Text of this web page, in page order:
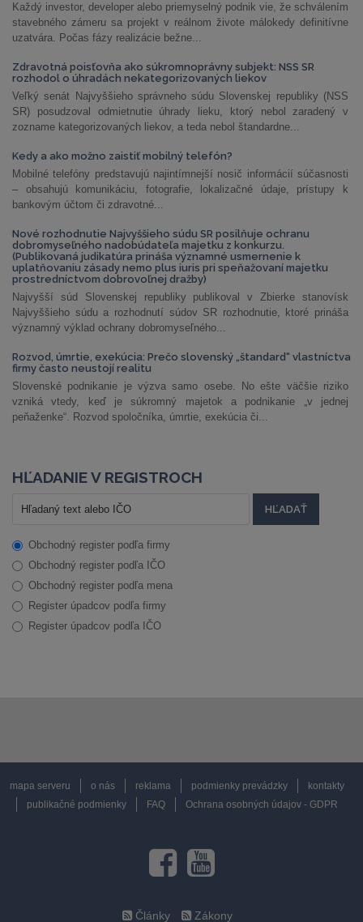
Každý investor, developer alebo priemyselný podnik vie, že schválením
stavebného zámeru sa projekt v reálnom živote málokedy definitívne
uzatvára. Počas fázy realizácie bežne...
Zdravotná poisťovňa ako súkromnoprávny subjekt: NSS SR
rozhodol o úhradách nekategorizovaných liekov
Veľký senát Najvyššieho správneho súdu Slovenskej republiky (NSS
SR) posudzoval odmietnutie úhrady lieku, ktorý nebol zaradený v
zozname kategorizovaných liekov, a teda nebol štandardne...
Kedy a ako možno zaistiť mobilný telefón?
Mobilné telefóny predstavujú najintímnejší nosič informácií súčasnosti
– obsahujú komunikáciu, fotografie, lokalizačné údaje, prístupy k
bankovým účtom či zdravotné...
Nové rozhodnutie Najvyššieho súdu SR posilňuje ochranu
dobromyseľného nadobúdateľa majetku z konkurzu.
(Publikovaná judikatúra prináša významné usmernenie k
uplatňovaniu zásady nemo plus iuris pri speňažovaní majetku
prostredníctvom dobrovoľnej dražby)
Najvyšší súd Slovenskej republiky publikoval v Zbierke stanovísk
Najvyššieho súdu a rozhodnutí súdov SR rozhodnutie, ktoré prináša
významný výklad ochrany dobromyseľného...
Rozvod, úmrtie, exekúcia: Prečo slovenský „štandard“ vlastníctva
firmy často neustojí realitu
Slovenské podnikanie je výzva samo osebe. No ešte väčšie riziko
vzniká vtedy, keď je súkromný majetok a podnikanie „v jednej
peňaženke“. Rozvod spoločníka, úmrtie, exekúcia či...
HĽADANIE V REGISTROCH
Obchodný register podľa firmy
Obchodný register podľa IČO
Obchodný register podľa mena
Register úpadcov podľa firmy
Register úpadcov podľa IČO
mapa serveru o nás reklama podmienky prevádzky
kontakty
publikačné podmienky
FAQ Ochrana osobných údajov - GDPR
Články Zákony